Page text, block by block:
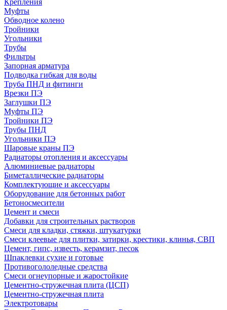
Крепления
Муфты
Обводное колено
Тройники
Угольники
Трубы
Фильтры
Запорная арматура
Подводка гибкая для воды
Труба ПНД и фитинги
Врезки ПЭ
Заглушки ПЭ
Муфты ПЭ
Тройники ПЭ
Трубы ПНД
Угольники ПЭ
Шаровые краны ПЭ
Радиаторы отопления и аксессуары
Алюминиевые радиаторы
Биметаллические радиаторы
Комплектующие и аксессуары
Оборудование для бетонных работ
Бетоносмесители
Цемент и смеси
Добавки для строительных растворов
Смеси для кладки, стяжки, штукатурки
Смеси клеевые для плитки, затирки, крестики, клинья, СВП
Цемент, гипс, известь, керамзит, песок
Шпаклевки сухие и готовые
Противогололедные средства
Смеси огнеупорные и жаростойкие
Цементно-стружечная плита (ЦСП)
Цементно-стружечная плита
Электротовары